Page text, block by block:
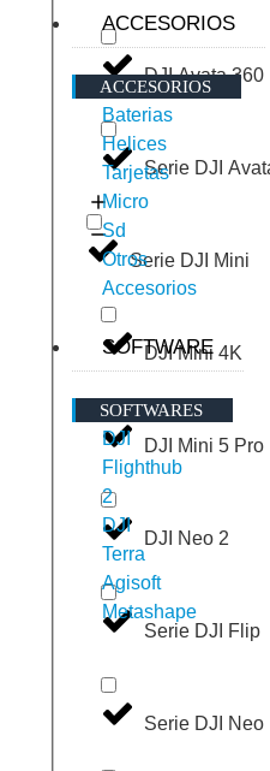
ACCESORIOS
ACCESORIOS
Baterias
Helices
Tarjetas
Micro
Sd
Otros
Accesorios
SOFTWARE
SOFTWARES
DJI
Flighthub
2
DJI
Terra
Agisoft
Metashape
DJI Avata 360
Serie DJI
Serie DJI Mini
DJI Mini 4K
DJI Mini 5 Pro
DJI Neo 2
Serie DJI Flip
Serie DJI Neo